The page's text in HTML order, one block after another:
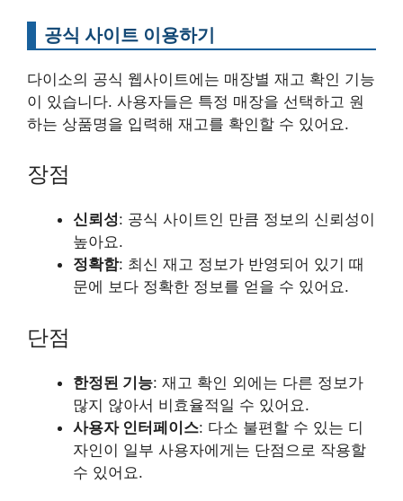
공식 사이트 이용하기
다이소의 공식 웹사이트에는 매장별 재고 확인 기능
이 있습니다. 사용자들은 특정 매장을 선택하고 원
하는 상품명을 입력해 재고를 확인할 수 있어요.
장점
신뢰성: 공식 사이트인 만큼 정보의 신뢰성이
높아요.
정확함: 최신 재고 정보가 반영되어 있기 때
문에 보다 정확한 정보를 얻을 수 있어요.
단점
한정된 기능: 재고 확인 외에는 다른 정보가
많지 않아서 비효율적일 수 있어요.
사용자 인터페이스: 다소 불편할 수 있는 디
자인이 일부 사용자에게는 단점으로 작용할
수 있어요.